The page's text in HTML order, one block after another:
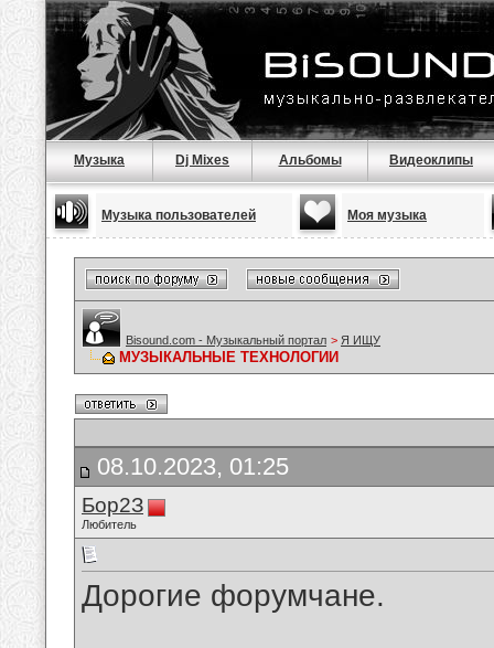
Музыка Dj Mixes Альбомы Видеоклипы
Музыка пользователей Моя музыка
Bisound.com - Музыкальный портал > Я ИЩУ
МУЗЫКАЛЬНЫЕ ТЕХНОЛОГИИ
08.10.2023, 01:25
Бор2З
Любитель
Дорогие форумчане.